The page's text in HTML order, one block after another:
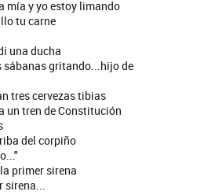
mía y yo estoy limando
tu carne
una ducha
sábanas gritando...hijo de
tres cervezas tibias
un tren de Constitución
del corpiño
primer sirena
sirena...